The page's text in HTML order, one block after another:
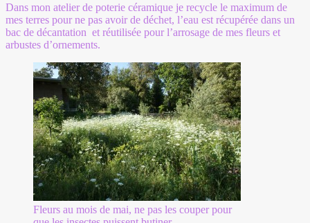
Dans mon atelier de poterie céramique je recycle le maximum de
mes terres pour ne pas avoir de déchet, l’eau est récupérée dans un
bac de décantation et réutilisée pour l’arrosage de mes fleurs et
arbustes d’ornements.
Fleurs au mois de mai, ne pas les couper pour